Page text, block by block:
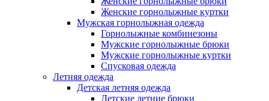
Женские горнолыжные куртки
Мужская горнолыжная одежда
Горнолыжные комбинезоны
Мужские горнолыжные брюки
Мужские горнолыжные куртки
Спусковая одежда
Летняя одежда
Детская летняя одежда
Детские летние брюки